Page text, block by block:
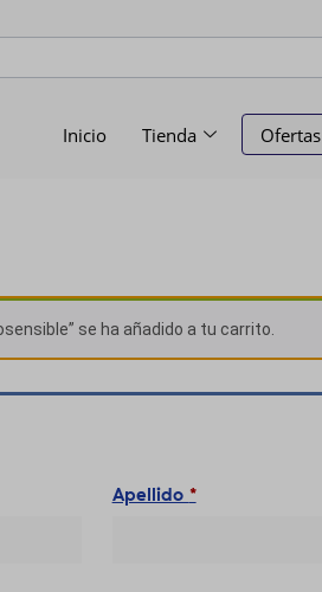
Inicio Tienda Ofertas
se ha añadido a tu carrito.
Apellido *